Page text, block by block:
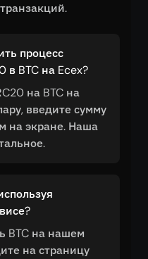
процесс
в BTC на Ecex?
на BTC на
введите сумму
на экране. Наша
BTC на нашем
на страницу